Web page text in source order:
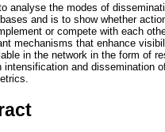
analyse the modes of
and is to show whether
or compete with each
mechanisms that enhance
in the network in the form of
intensification and dissemination